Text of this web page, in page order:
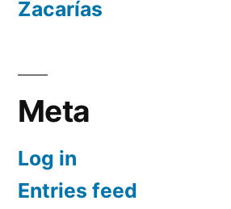
Zacarías
Meta
Log in
Entries feed